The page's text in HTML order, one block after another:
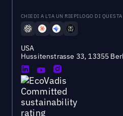
CHIEDI A L'IA UN RIEPILOGO DI
USA
Hussitenstrasse 33, 13355